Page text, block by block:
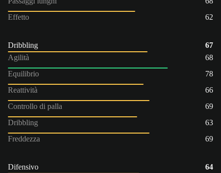
Effetto
62
Dribbling
67
Agilità
68
Equilibrio
78
Reattività
66
Controllo di palla
69
Dribbling
63
Freddezza
69
Difensivo
64